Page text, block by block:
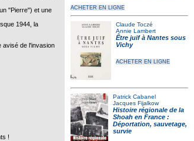
ACHETER EN LIGNE
Claude Toczé
Annie Lambert
Être juif à Nantes sous
Vichy
ACHETER EN LIGNE
Patrick Cabanel
Jacques Fijalkow
Histoire régionale de la
Shoah en France :
Déportation, sauvetage,
survie
"Pierre") et une
1944, la
avisé de l'invasion
!